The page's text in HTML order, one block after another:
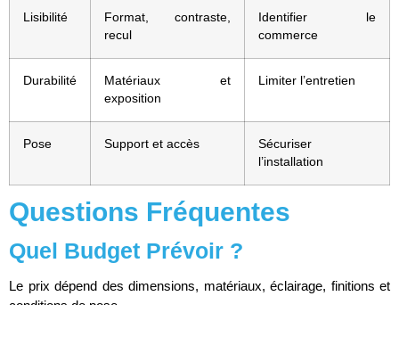
Lisibilité
Format, contraste,
recul
Identifier le
commerce
Durabilité
Matériaux et
exposition
Limiter l’entretien
Pose Support et accès
Sécuriser
l’installation
Questions Fréquentes
Quel Budget Prévoir ?
Le prix dépend des dimensions, matériaux, éclairage, finitions et
conditions de pose.